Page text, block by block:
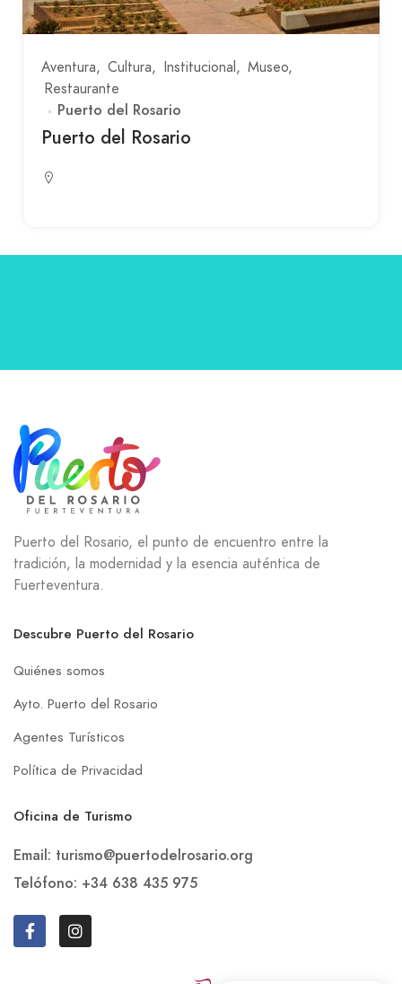
Aventura Cultura Institucional
Museo
Restaurante
Puerto del Rosario
Puerto del Rosario
Puerto del Rosario, el punto de encuentro entre la
tradición, la modernidad y la esencia auténtica de
Fuerteventura.
Descubre Puerto del Rosario
Quiénes somos
Ayto. Puerto del Rosario
Agentes Turísticos
Política de Privacidad
Oficina de Turismo
Email: turismo@puertodelrosario.org
Telófono: +34 638 435 975